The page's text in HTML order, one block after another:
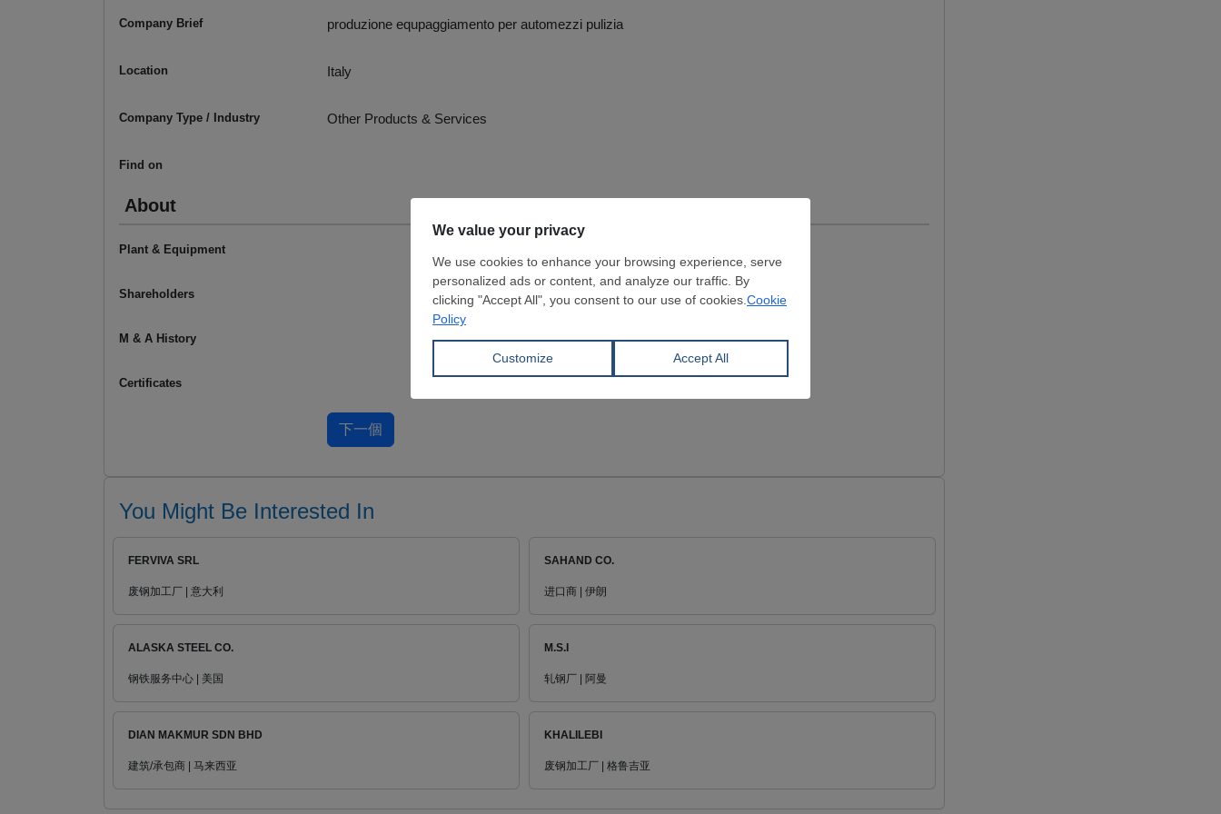
Company Brief produzione equpaggiamento per automezzi pulizia
Location Italy
Company Type / Industry Other Products & Services
Find on
About
Plant & Equipment
Shareholders
M & A History
Certificates
You Might Be Interested In
FERVIVA SRL
废钢加工厂 | 意大利
SAHAND CO.
进口商 | 伊朗
ALASKA STEEL CO.
钢铁服务中心 | 美国
M.S.I
轧钢厂 | 阿曼
DIAN MAKMUR SDN BHD
建筑/承包商 | 马来西亚
KHALILEBI
废钢加工厂 | 格鲁吉亚